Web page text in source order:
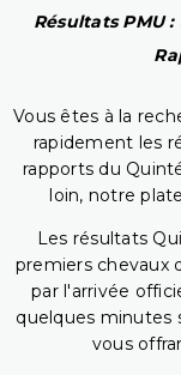
Résultats PMU
Vous êtes à la
rapidement les
rapports du
loin, notre
Les résultats
premiers chevaux
par l'arrivée
quelques minutes
vous